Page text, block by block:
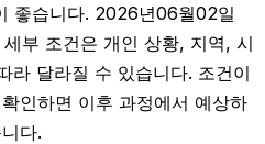
좋습니다. 2026년06월02일
부 조건은 개인 상황, 지역, 시
라 달라질 수 있습니다. 조건이
인하면 이후 과정에서 예상하
다.